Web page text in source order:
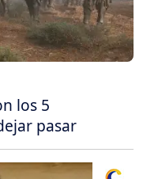
los 5
pasar